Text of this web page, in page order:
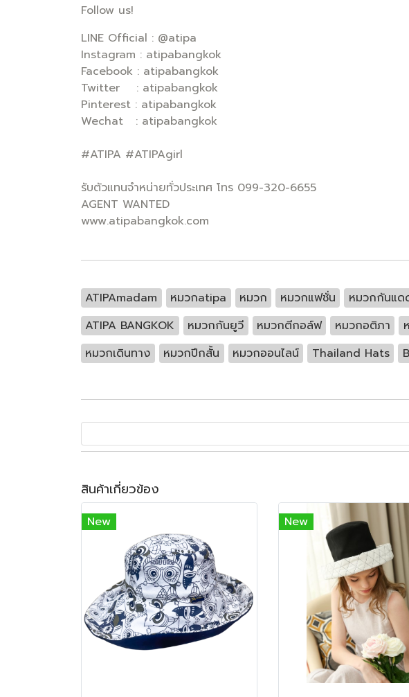
Follow us!
LINE Official : @atipa
Instagram : atipabangkok
Facebook : atipabangkok
Twitter : atipabangkok
Pinterest : atipabangkok
Wechat : atipabangkok
#ATIPA #ATIPAgirl
รับตัวแทนจำหน่ายทั่วประเทศ โทร 099-320-6655
AGENT WANTED
www.atipabangkok.com
ATIPAmadam หมวกatipa หมวก หมวกแฟชั่น หมวกกันแด
ATIPA BANGKOK
หมวกกันยูวี หมวกตีกอล์ฟ หมวกอติภา
หมวกเดินทาง
หมวกปีกสั้น หมวกออนไลน์ Thailand Hats
สินค้าเกี่ยวข้อง
New New